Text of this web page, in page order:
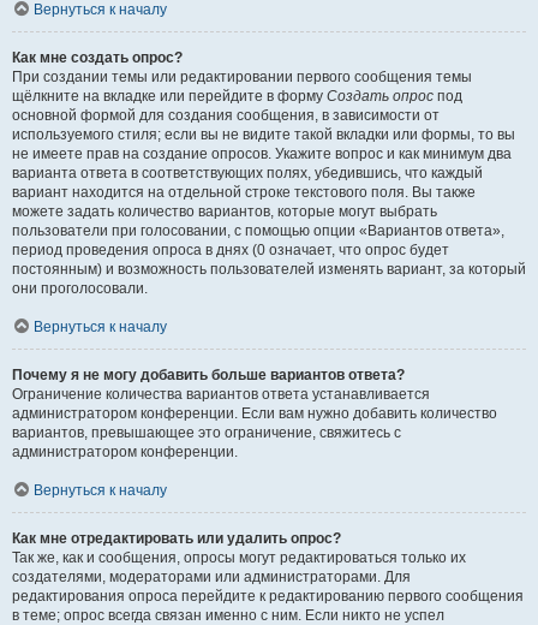
Вернуться к началу
Как мне создать опрос?
При создании темы или редактировании первого сообщения темы
щёлкните на вкладке или перейдите в форму Создать опрос под
основной формой для создания сообщения, в зависимости от
используемого стиля; если вы не видите такой вкладки или формы, то вы
не имеете прав на создание опросов. Укажите вопрос и как минимум два
варианта ответа в соответствующих полях, убедившись, что каждый
вариант находится на отдельной строке текстового поля. Вы также
можете задать количество вариантов, которые могут выбрать
пользователи при голосовании, с помощью опции «Вариантов ответа»,
период проведения опроса в днях (0 означает, что опрос будет
постоянным) и возможность пользователей изменять вариант, за который
они проголосовали.
Вернуться к началу
Почему я не могу добавить больше вариантов ответа?
Ограничение количества вариантов ответа устанавливается
администратором конференции. Если вам нужно добавить количество
вариантов, превышающее это ограничение, свяжитесь с
администратором конференции.
Вернуться к началу
Как мне отредактировать или удалить опрос?
Так же, как и сообщения, опросы могут редактироваться только их
создателями, модераторами или администраторами. Для
редактирования опроса перейдите к редактированию первого сообщения
в теме; опрос всегда связан именно с ним. Если никто не успел